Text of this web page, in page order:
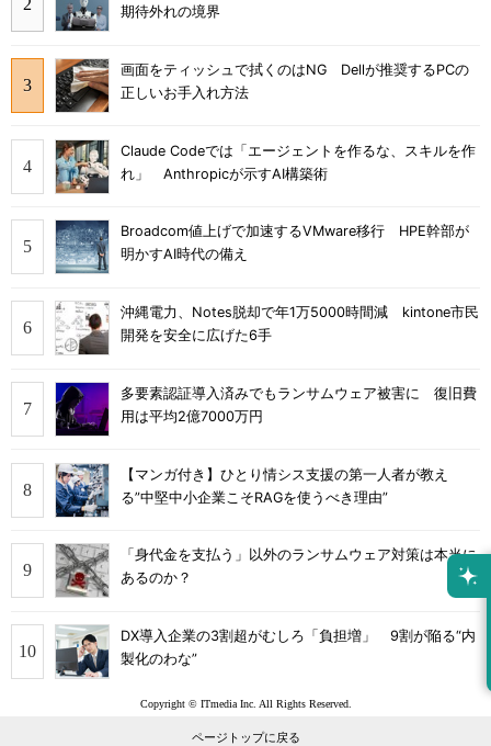
期待外れの境界
画面をティッシュで拭くのはNG Dellが推奨するPCの
正しいお手入れ方法
Claude Codeでは「エージェントを作るな、スキルを作
れ」 Anthropicが示すAI構築術
Broadcom値上げで加速するVMware移行 HPE幹部が
明かすAI時代の備え
沖縄電力、Notes脱却で年1万5000時間減 kintone市民
開発を安全に広げた6手
多要素認証導入済みでもランサムウェア被害に 復旧費
用は平均2億7000万円
【マンガ付き】ひとり情シス支援の第一人者が教え
る”中堅中小企業こそRAGを使うべき理由”
「身代金を支払う」以外のランサムウェア対策は本当に
あるのか？
DX導入企業の3割超がむしろ「負担増」 9割が陥る“内
製化のわな”
Copyright © ITmedia Inc. All Rights Reserved.
ページトップに戻る